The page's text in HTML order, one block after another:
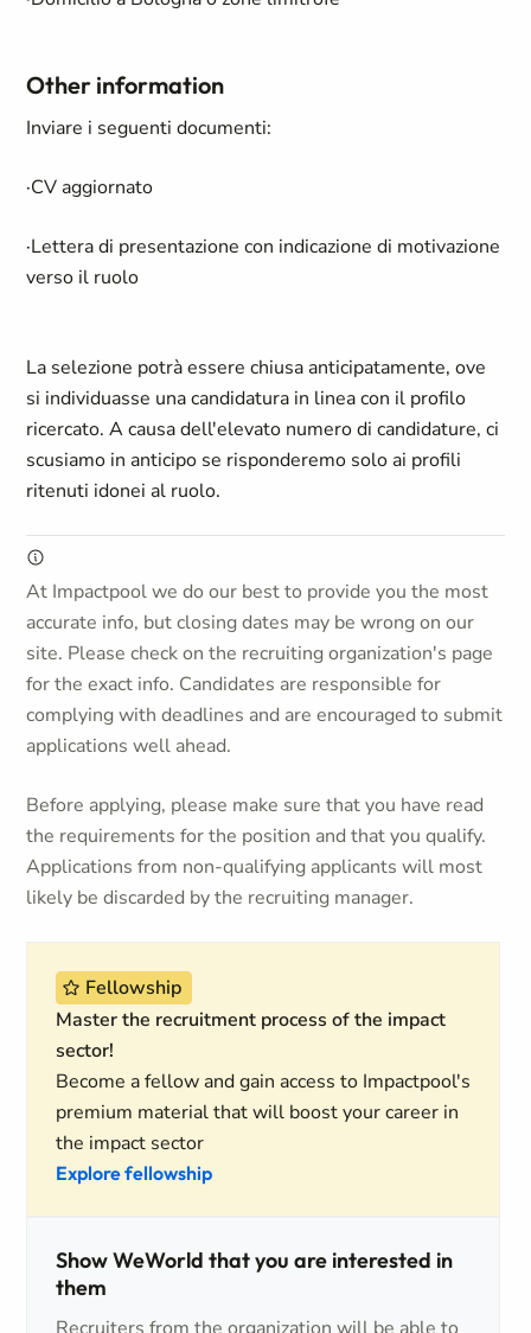
Other information
Inviare i seguenti documenti:
·CV aggiornato
·Lettera di presentazione con indicazione di motivazione
verso il ruolo
La selezione potrà essere chiusa anticipatamente, ove
si individuasse una candidatura in linea con il profilo
ricercato. A causa dell'elevato numero di candidature, ci
scusiamo in anticipo se risponderemo solo ai profili
ritenuti idonei al ruolo.
At Impactpool we do our best to provide you the most
accurate info, but closing dates may be wrong on our
site. Please check on the recruiting organization's page
for the exact info. Candidates are responsible for
complying with deadlines and are encouraged to submit
applications well ahead.
Before applying, please make sure that you have read
the requirements for the position and that you qualify.
Applications from non-qualifying applicants will most
likely be discarded by the recruiting manager.
Fellowship
Master the recruitment process of the impact
sector!
Become a fellow and gain access to Impactpool's
premium material that will boost your career in
the impact sector
Explore fellowship
Show WeWorld that you are interested in
them